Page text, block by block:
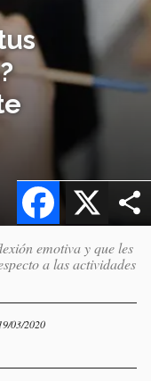
X
Facebook
emotiva y que les
a las actividades
03/2020